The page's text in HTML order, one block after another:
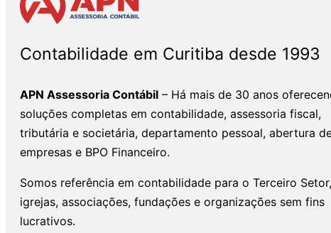
Contabilidade em Curitiba desde 1993
APN Assessoria Contábil – Há mais de 30 anos
soluções completas em contabilidade, assessoria fiscal,
tributária e societária, departamento pessoal, abertura
empresas e BPO Financeiro.
Somos referência em contabilidade para o Terceiro Setor,
igrejas, associações, fundações e organizações sem fins
lucrativos.